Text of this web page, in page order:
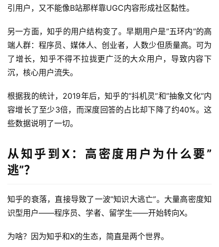
券
入
引用户，又不能像B站那样靠UGC内容形成社区黏性。
另一方面，知乎的用户结构变了。早期用户是”五环内”的高
端人群：程序员、媒体人、创业者，人数少但质量高。可为
了增长，知乎不得不拉拢更广泛的大众用户，导致内容下
沉，核心用户流失。
根据我的统计，2019年后，知乎的”抖机灵”和”抽象文化”内
容增长了至少3倍，而深度回答的占比却下降了约40%。这
些数据说明了一切。
从知乎到X：高密度用户为什么要”
逃”？
知乎的衰落，直接导致了一波”知识大逃亡”。大量高密度知
识型用户——程序员、学者、留学生——开始转向X。
为啥？因为知乎和X的生态，简直是两个世界。